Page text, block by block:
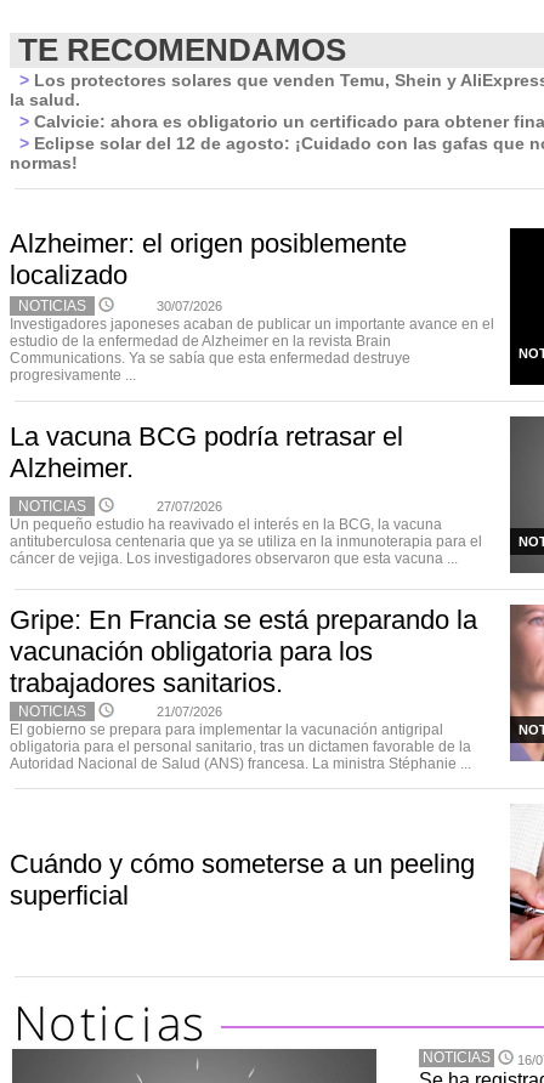
TE RECOMENDAMOS
> Los protectores solares que venden Temu, Shein y
la salud.
> Calvicie: ahora es obligatorio un certificado para obtener
> Eclipse solar del 12 de agosto: ¡Cuidado con las gafas que
normas!
Alzheimer: el origen posiblemente
localizado
NOTICIAS 30/07/2026
Investigadores japoneses acaban de publicar un importante avance en el
estudio de la enfermedad de Alzheimer en la revista Brain
Communications. Ya se sabía que esta enfermedad destruye
progresivamente ...
La vacuna BCG podría retrasar el
Alzheimer.
NOTICIAS 27/07/2026
Un pequeño estudio ha reavivado el interés en la BCG, la vacuna
antituberculosa centenaria que ya se utiliza en la inmunoterapia para el
cáncer de vejiga. Los investigadores observaron que esta vacuna ...
Gripe: En Francia se está preparando la
vacunación obligatoria para los
trabajadores sanitarios.
NOTICIAS 21/07/2026
El gobierno se prepara para implementar la vacunación antigripal
obligatoria para el personal sanitario, tras un dictamen favorable de la
Autoridad Nacional de Salud (ANS) francesa. La ministra Stéphanie ...
Cuándo y cómo someterse a un peeling
superficial
NOTICIAS 16/